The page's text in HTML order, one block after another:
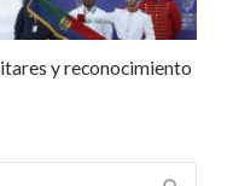
y reconocimiento